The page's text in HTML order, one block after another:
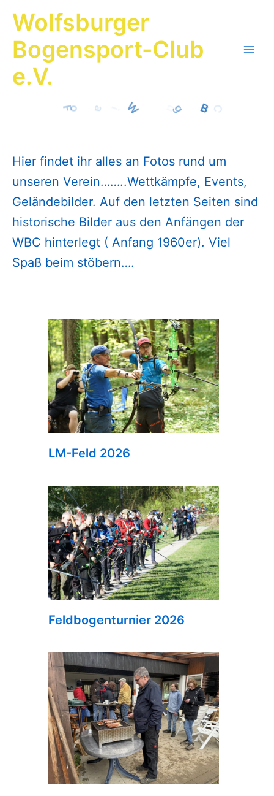
InhaltWolfsburger
Bogensport-Club
e.V.
Hier findet ihr alles an Fotos rund um
unseren Verein……..Wettkämpfe, Events,
Geländebilder. Auf den letzten Seiten sind
historische Bilder aus den Anfängen der
WBC hinterlegt ( Anfang 1960er). Viel
Spaß beim stöbern….
LM-Feld 2026
Feldbogenturnier 2026